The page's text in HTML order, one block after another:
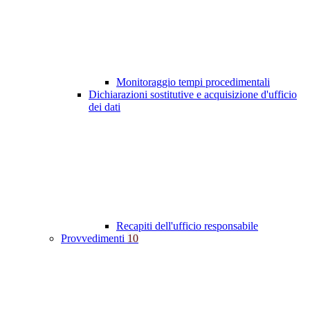
Monitoraggio tempi procedimentali
Dichiarazioni sostitutive e acquisizione d'ufficio
dei dati
Recapiti dell'ufficio responsabile
Provvedimenti 10